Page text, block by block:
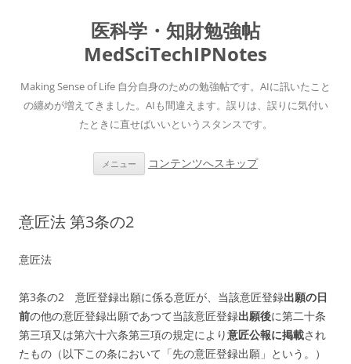
医科学・知財勉強帖
MedSciTechIPNotes
Making Sense of Life 自分自身のための勉強帖です。AIに訊いたこと
の纏めが増えてきました。AIも間違えます。誤りは、誤りに気付い
たときに直せばいいというスタンスです。
メニュー コンテンツへスキップ
意匠法 第3条の2
意匠法
第3条の2 意匠登録出願に係る意匠が、当該意匠登録出願の日
前の他の意匠登録出願であつて当該意匠登録出願後に第二十条
第三項又は第六十六条第三項の規定により意匠公報に掲載され
たもの（以下この条において「先の意匠登録出願」という。）